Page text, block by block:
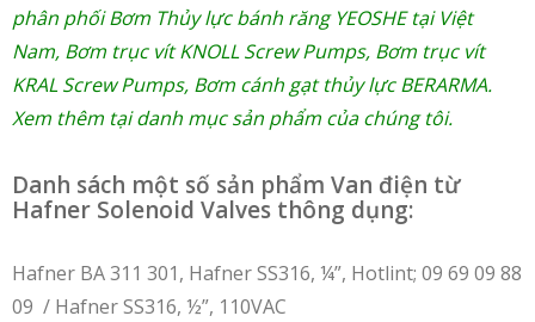
phân phốiBơm Thủy lực bánh răng YEOSHE tại Việt
Nam, Bơm trục vít KNOLL Screw Pumps, Bơm trục vít
KRAL Screw Pumps, Bơm cánh gạt thủy lực BERARMA.
Xem thêm tại danh mục sản phẩm của chúng tôi.
Danh sách một số sản phẩm Van điện từ
Hafner Solenoid Valves thông dụng:
Hafner BA 311 301, Hafner SS316, ¼”, Hotlint; 09 69 09 88
09 / Hafner SS316, ½”, 110VAC